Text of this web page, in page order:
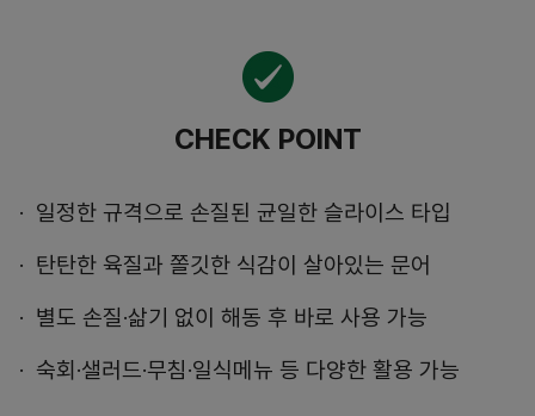
CHECK POINT
일정한 규격으로 손질된 균일한 슬라이스 타입
탄탄한 육질과 쫄깃한 식감이 살아있는 문어
별도 손질·삶기 없이 해동 후 바로 사용 가능
숙회·샐러드·무침·일식메뉴 등 다양한 활용 가능